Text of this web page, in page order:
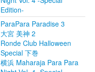
Edition-
ParaPara Paradise 3
大宮 美神 2
Ronde Club Halloween
Special 下巻
横浜 Maharaja Para Para